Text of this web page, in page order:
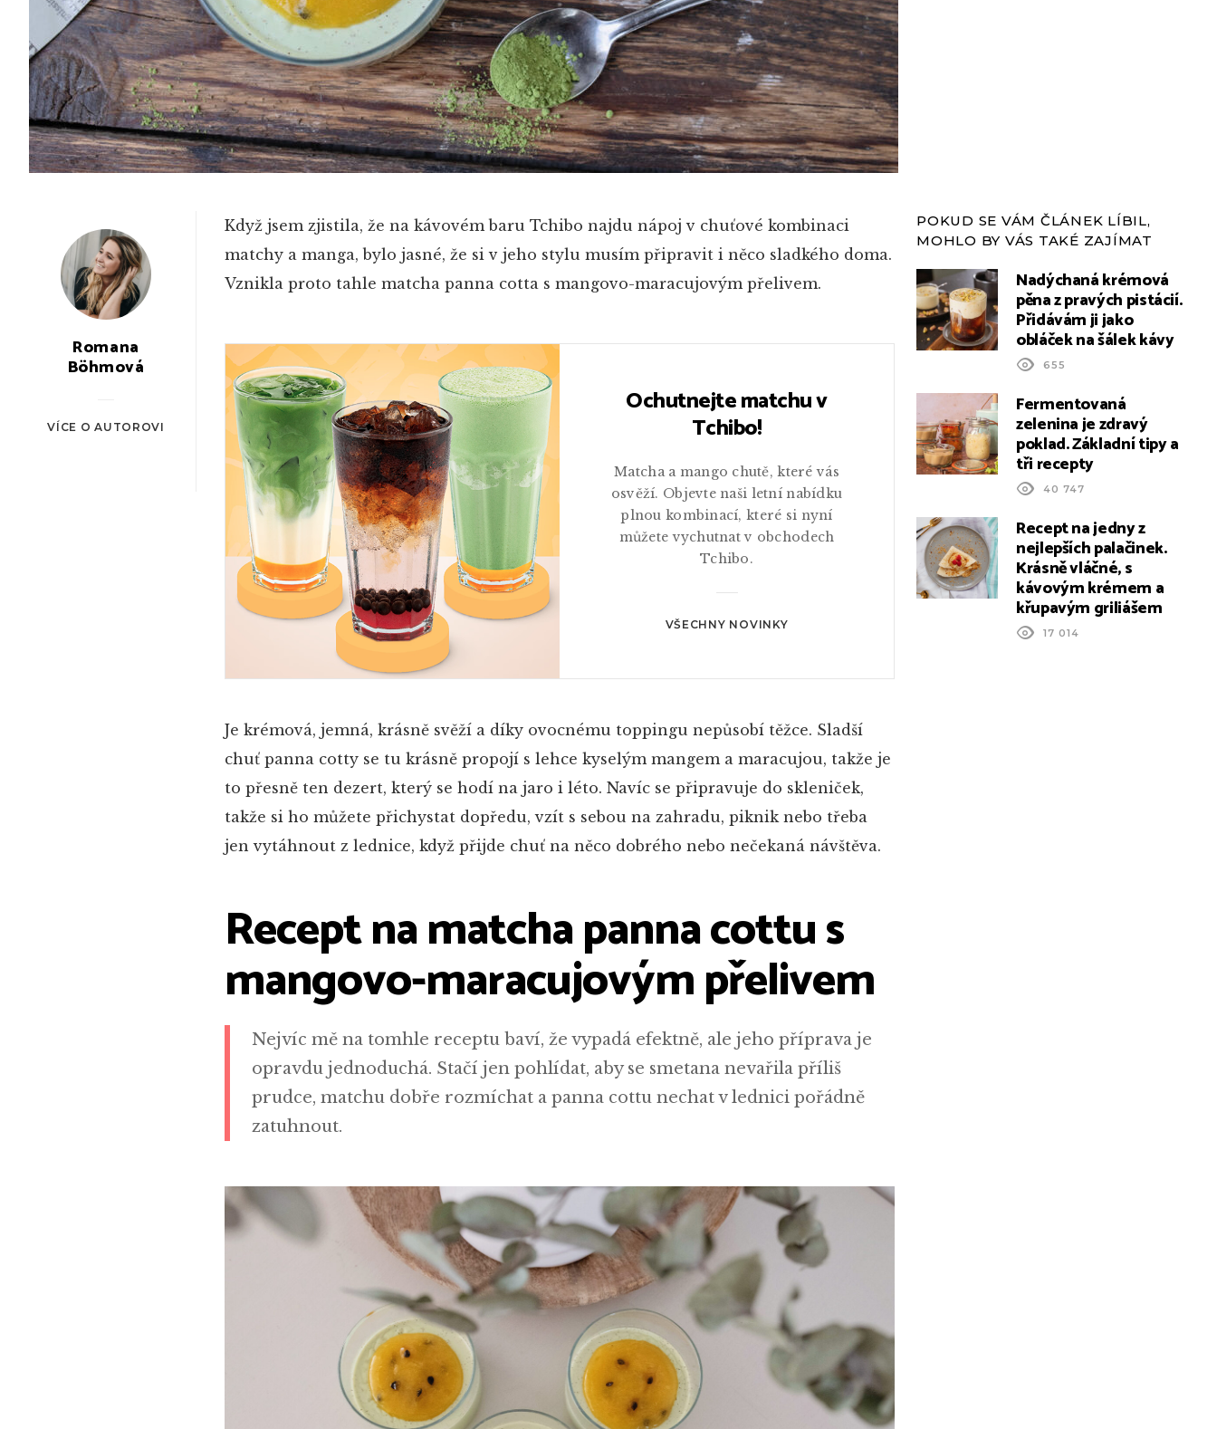
Romana
Böhmová
VÍCE O AUTOROVI
Když jsem zjistila, že na kávovém baru Tchibo najdu nápoj v chuťové kombinaci
matchy a manga, bylo jasné, že si v jeho stylu musím připravit i něco sladkého doma.
Vznikla proto tahle matcha panna cotta s mangovo-maracujovým přelivem.
Ochutnejte matchu v
Tchibo!
Matcha a mango chutě, které vás
osvěží. Objevte naši letní nabídku
plnou kombinací, které si nyní
můžete vychutnat v obchodech
Tchibo.
VŠECHNY NOVINKY
Je krémová, jemná, krásně svěží a díky ovocnému toppingu nepůsobí těžce. Sladší
chuť panna cotty se tu krásně propojí s lehce kyselým mangem a maracujou, takže je
to přesně ten dezert, který se hodí na jaro i léto. Navíc se připravuje do skleniček,
takže si ho můžete přichystat dopředu, vzít s sebou na zahradu, piknik nebo třeba
jen vytáhnout z lednice, když přijde chuť na něco dobrého nebo nečekaná návštěva.
Recept na matcha panna cottu s
mangovo-maracujovým přelivem
Nejvíc mě na tomhle receptu baví, že vypadá efektně, ale jeho příprava je
opravdu jednoduchá. Stačí jen pohlídat, aby se smetana nevařila příliš
prudce, matchu dobře rozmíchat a panna cottu nechat v lednici pořádně
zatuhnout.
POKUD SE VÁM ČLÁNEK LÍBIL,
MOHLO BY VÁS TAKÉ ZAJÍMAT
Nadýchaná krémová
pěna z pravých pistácií.
Přidávám ji jako
obláček na šálek kávy
655
Fermentovaná
zelenina je zdravý
poklad. Základní tipy a
tři recepty
40 747
Recept na jedny z
nejlepších palačinek.
Krásně vláčné, s
kávovým krémem a
křupavým griliášem
17 014